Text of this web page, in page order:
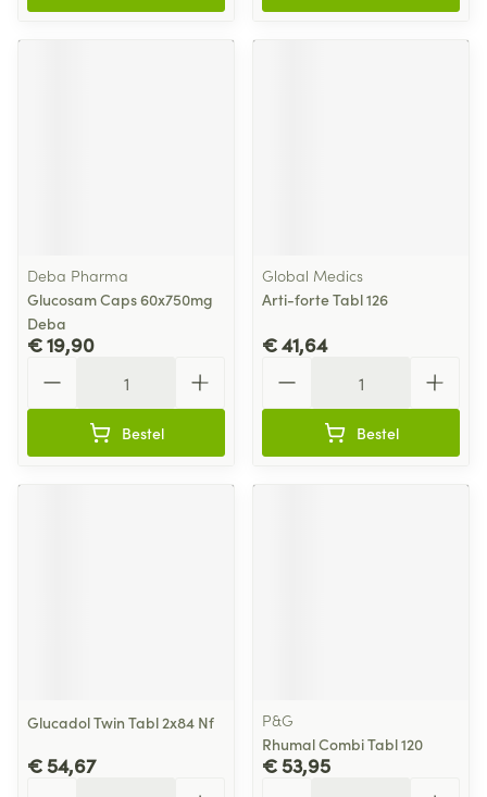
Deba Pharma
Glucosam Caps 60x750mg
Deba
€ 19,90
Bestel
Global Medics
Arti-forte Tabl 126
€ 41,64
Bestel
Glucadol Twin Tabl 2x84 Nf
€ 54,67
P&G
Rhumal Combi Tabl 120
€ 53,95